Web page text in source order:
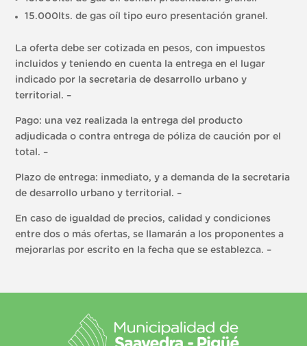
15.000lts. de gas oíl tipo euro presentación granel.
La oferta debe ser cotizada en pesos, con impuestos
incluidos y teniendo en cuenta la entrega en el lugar
indicado por la secretaria de desarrollo urbano y
territorial. –
Pago: una vez realizada la entrega del producto
adjudicada o contra entrega de póliza de caución por el
total. –
Plazo de entrega: inmediato, y a demanda de la secretaria
de desarrollo urbano y territorial. –
En caso de igualdad de precios, calidad y condiciones
entre dos o más ofertas, se llamarán a los proponentes a
mejorarlas por escrito en la fecha que se establezca. –